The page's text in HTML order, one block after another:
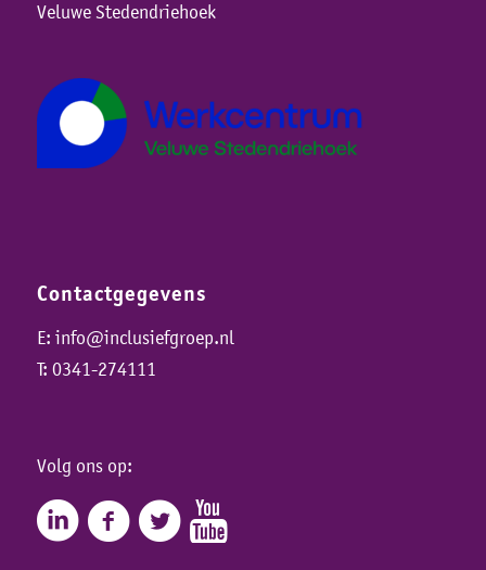
Veluwe Stedendriehoek
Contactgegevens
E: info@inclusiefgroep.nl
T: 0341-274111
Volg ons op: